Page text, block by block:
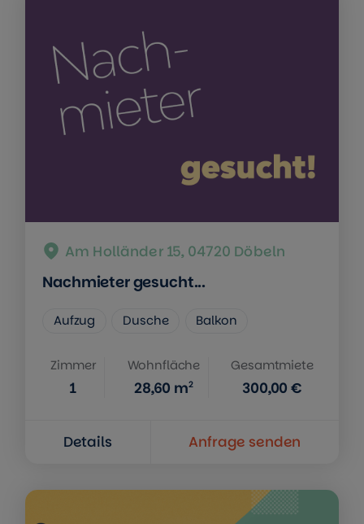
Am Holländer 15, 04720 Döbeln
Nachmieter gesucht...
Aufzug Dusche Balkon
Zimmer
1
Wohnfläche
28,60 m2
Gesamtmiete
300,00 €
Details Anfrage senden